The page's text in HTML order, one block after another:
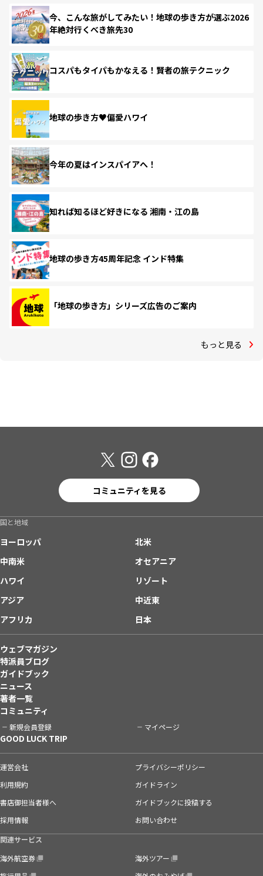
今、こんな旅がしてみたい！地球の歩き方が選ぶ2026
年絶対行くべき旅先30
コスパもタイパもかなえる！賢者の旅テクニック
地球の歩き方♥偏愛ハワイ
今年の夏はインスパイアへ！
知れば知るほど好きになる 湘南・江の島
地球の歩き方45周年記念 インド特集
「地球の歩き方」シリーズ広告のご案内
もっと見る
コミュニティを見る
国と地域
ヨーロッパ
北米
中南米
オセアニア
ハワイ
リゾート
アジア
中近東
アフリカ
日本
ウェブマガジン
特派員ブログ
ガイドブック
ニュース
著者一覧
コミュニティ
新規会員登録 マイページ
GOOD LUCK TRIP
運営会社
プライバシーポリシー
利用規約
ガイドライン
書店御担当者様へ
ガイドブックに投稿する
採用情報
お問い合わせ
関連サービス
海外航空券
海外ツアー